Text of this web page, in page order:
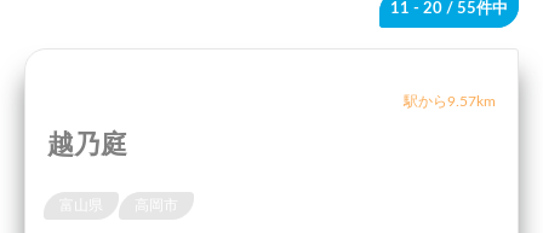
11 - 20 / 55件中
駅から9.57km
越乃庭